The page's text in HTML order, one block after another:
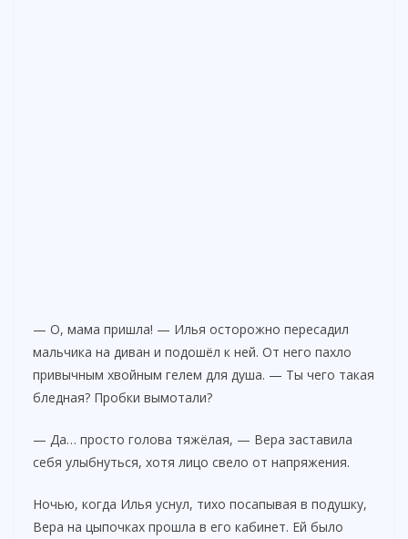
— О, мама пришла! — Илья осторожно пересадил
мальчика на диван и подошёл к ней. От него пахло
привычным хвойным гелем для душа. — Ты чего такая
бледная? Пробки вымотали?
— Да… просто голова тяжёлая, — Вера заставила
себя улыбнуться, хотя лицо свело от напряжения.
Ночью, когда Илья уснул, тихо посапывая в подушку,
Вера на цыпочках прошла в его кабинет. Ей было